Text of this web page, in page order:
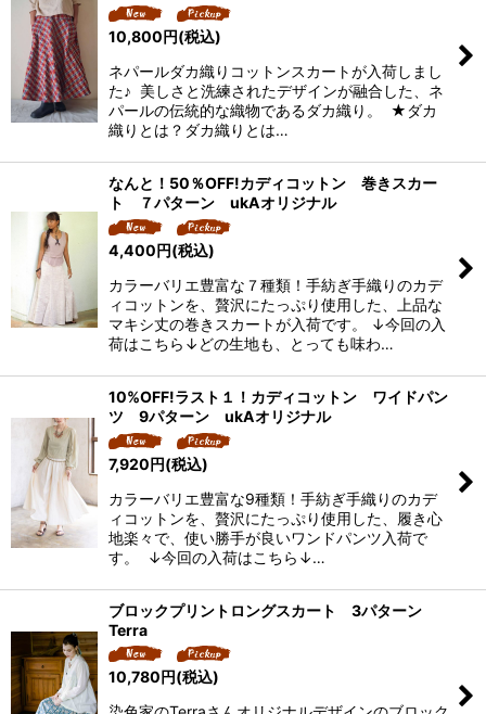
10,800円(税込)
ネパールダカ織りコットンスカートが入荷しまし
た♪ 美しさと洗練されたデザインが融合した、ネ
パールの伝統的な織物であるダカ織り。 ★ダカ
織りとは？ダカ織りとは…
なんと！50％OFF!カディコットン 巻きスカー
ト ７パターン ukAオリジナル
4,400円(税込)
カラーバリエ豊富な７種類！手紡ぎ手織りのカデ
ィコットンを、贅沢にたっぷり使用した、上品な
マキシ丈の巻きスカートが入荷です。 ↓今回の入
荷はこちら↓どの生地も、とっても味わ…
10%OFF!ラスト１！カディコットン ワイドパン
ツ 9パターン ukAオリジナル
7,920円(税込)
カラーバリエ豊富な9種類！手紡ぎ手織りのカデ
ィコットンを、贅沢にたっぷり使用した、履き心
地楽々で、使い勝手が良いワンドパンツ入荷で
す。 ↓今回の入荷はこちら↓…
ブロックプリントロングスカート 3パターン
Terra
10,780 円(税込)